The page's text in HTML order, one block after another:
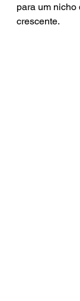
para um nicho
crescente.